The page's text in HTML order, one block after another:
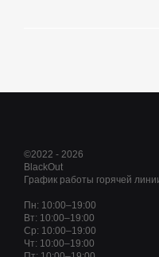
©2022 - 2026
BlackOut
График работы горячей
Пн: 10:00–19:00
Вт: 10:00–19:00
Ср: 10:00–19:00
Чт: 10:00–19:00